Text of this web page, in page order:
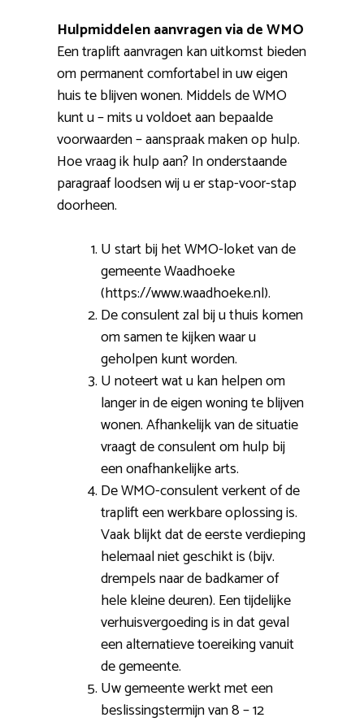
Hulpmiddelen aanvragen via de WMO
Een traplift aanvragen kan uitkomst bieden
om permanent comfortabel in uw eigen
huis te blijven wonen. Middels de WMO
kunt u – mits u voldoet aan bepaalde
voorwaarden – aanspraak maken op hulp.
Hoe vraag ik hulp aan? In onderstaande
paragraaf loodsen wij u er stap-voor-stap
doorheen.
U start bij het WMO-loket van de
gemeente Waadhoeke
(https://www.waadhoeke.nl).
De consulent zal bij u thuis komen
om samen te kijken waar u
geholpen kunt worden.
U noteert wat u kan helpen om
langer in de eigen woning te blijven
wonen. Afhankelijk van de situatie
vraagt de consulent om hulp bij
een onafhankelijke arts.
De WMO-consulent verkent of de
traplift een werkbare oplossing is.
Vaak blijkt dat de eerste verdieping
helemaal niet geschikt is (bijv.
drempels naar de badkamer of
hele kleine deuren). Een tijdelijke
verhuisvergoeding is in dat geval
een alternatieve toereiking vanuit
de gemeente.
Uw gemeente werkt met een
beslissingstermijn van 8 – 12